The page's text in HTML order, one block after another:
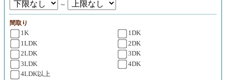
～
間取り
1K
1DK
1LDK
2DK
2LDK
3DK
3LDK
4DK
4LDK以上